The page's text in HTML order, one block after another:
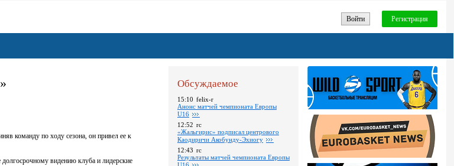
Войти Регистрация
команду по ходу сезона, он привел ее к
долгосрочному видению клуба и лидерские
Обсуждаемое
15:10 felix-r
Анонс матчей чемпионата Европы
U16
12:52 rc
«Жальгирис» подписал центрового
Каодиричи Акобунду-Эхиогу
12:43 rc
Pезультаты матчей чемпионата Европы